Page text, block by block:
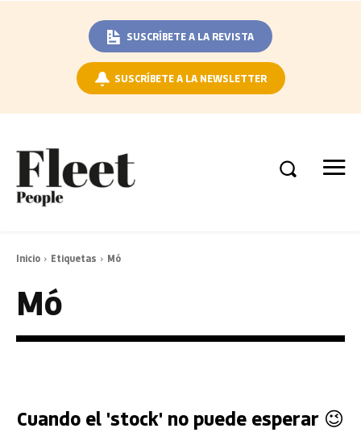
SUSCRÍBETE A LA REVISTA
SUSCRÍBETE A LA NEWSLETTER
Inicio Etiquetas Mó
Mó
Cuando el 'stock' no puede esperar 😉